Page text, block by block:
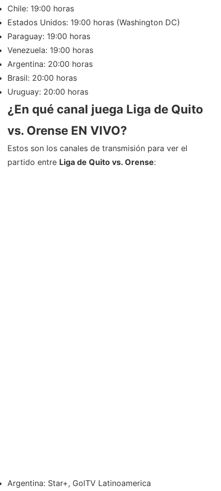
Chile: 19:00 horas
Estados Unidos: 19:00 horas (Washington DC)
Paraguay: 19:00 horas
Venezuela: 19:00 horas
Argentina: 20:00 horas
Brasil: 20:00 horas
Uruguay: 20:00 horas
¿En qué canal juega Liga de Quito
vs. Orense EN VIVO?
Estos son los canales de transmisión para ver el
partido entre Liga de Quito vs. Orense:
Argentina: Star+, GolTV Latinoamerica